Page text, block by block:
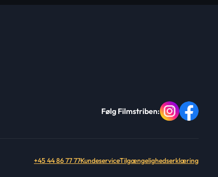
Følg Filmstriben:
+45 44 86 77 77KundeserviceTilgængelighedserklæring